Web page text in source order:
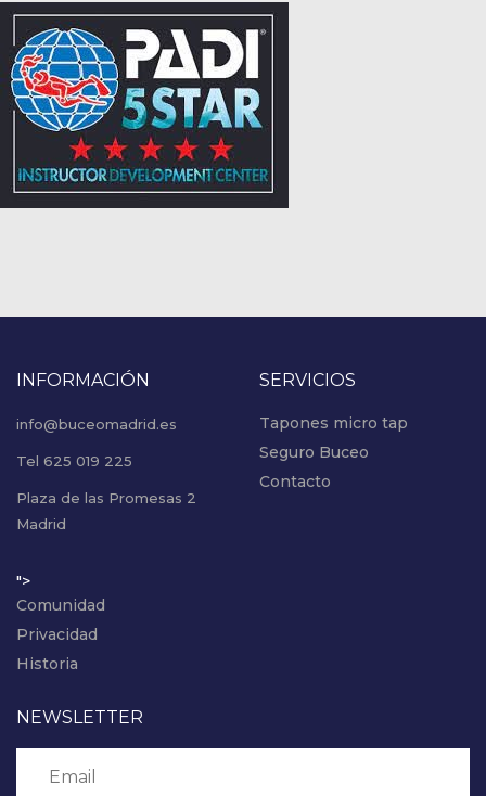
INFORMACIÓN
info@buceomadrid.es
Tel 625 019 225
Plaza de las Promesas 2
Madrid
SERVICIOS
Tapones micro tap
Seguro Buceo
Contacto
">
Comunidad
Privacidad
Historia
NEWSLETTER